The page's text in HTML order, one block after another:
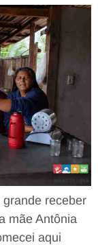
grande receber
mãe Antônia
aqui